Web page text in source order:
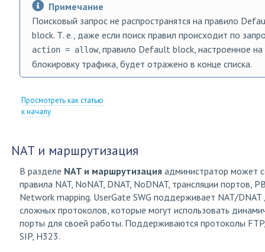
Примечание
Поисковый запрос не распространятся на правило
block. Т. е., даже если поиск правил происходит по
action = allow, правило Default block, настроенное на
блокировку трафика, будет отражено в конце списка.
Просмотреть как статью
к началу
NAT и маршрутизация
В разделе NAT и маршрутизация администратор может
правила NAT, NoNAT, DNAT, NoDNAT, трансляции портов,
Network mapping. UserGate SWG поддерживает NAT/DNAT
сложных протоколов, которые могут использовать
порты для своей работы. Поддерживаются протоколы
SIP, H323.